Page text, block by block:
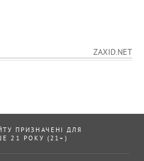
ZAXID.NET
ПРИЗНАЧЕНІ ДЛЯ
21 РОКУ (21+)